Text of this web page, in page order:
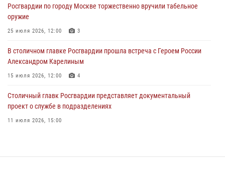
03 августа 2026, 12:00
Московские росгвардейцы пришли на помощь семье, у которой
Росгвардии по городу Москве торжественно вручили табельное
оружие
25 июля 2026, 12:00 3
В столичном главке Росгвардии прошла встреча с Героем России
Александром Карелиным
15 июля 2026, 12:00 4
Столичный главк Росгвардии представляет документальный
проект о службе в подразделениях
11 июля 2026, 15:00